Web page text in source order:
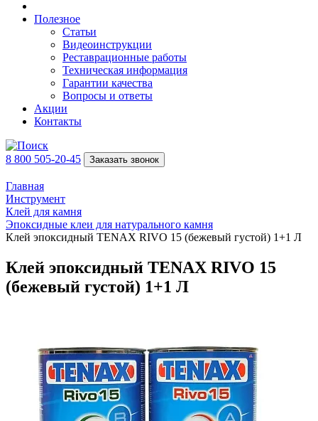
Полезное
Статьи
Видеоинструкции
Реставрационные работы
Техническая информация
Гарантии качества
Вопросы и ответы
Акции
Контакты
8 800 505-20-45 Заказать звонок
Главная
Инструмент
Клей для камня
Эпоксидные клеи для натурального камня
Клей эпоксидный TENAX RIVO 15 (бежевый густой) 1+1 Л
Клей эпоксидный TENAX RIVO 15
(бежевый густой) 1+1 Л